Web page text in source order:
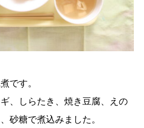
です。
、しらたき、焼き豆腐、えの
砂糖で煮込みました。